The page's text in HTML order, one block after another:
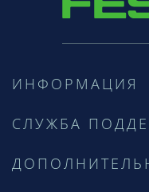
ИНФОРМАЦИЯ
СЛУЖБА